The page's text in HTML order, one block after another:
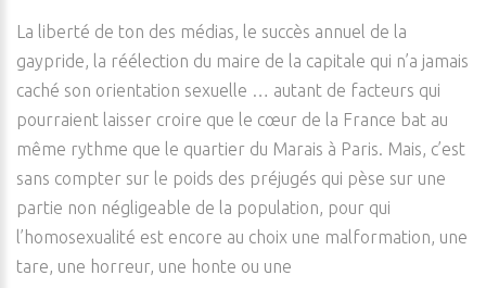
La liberté de ton des médias, le succès annuel de la
gaypride, la réélection du maire de la capitale qui n’a jamais
caché son orientation sexuelle … autant de facteurs qui
pourraient laisser croire que le cœur de la France bat au
même rythme que le quartier du Marais à Paris. Mais, c’est
sans compter sur le poids des préjugés qui pèse sur une
partie non négligeable de la population, pour qui
l’homosexualité est encore au choix une malformation, une
tare, une horreur, une honte ou une